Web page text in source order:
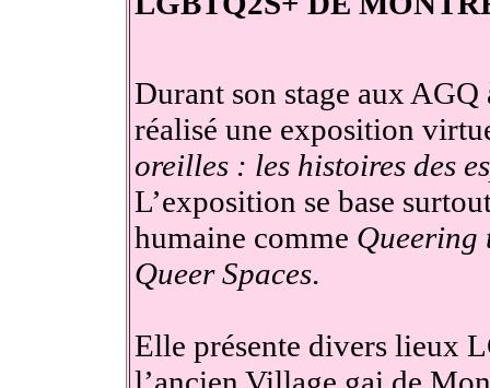
Durant son stage aux AGQ
réalisé une exposition
oreilles : les histoires des
L’exposition se base
humaine comme Queering
Queer Spaces.
Elle présente divers lieux